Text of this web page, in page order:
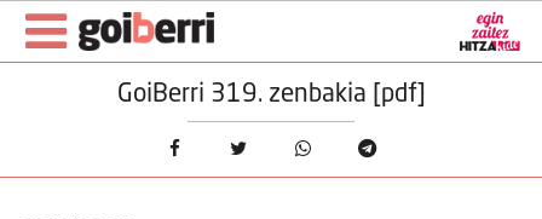
GoiBerri 319. zenbakia [pdf]